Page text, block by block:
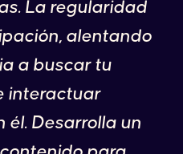
La regularidad
alentando
a buscar tu
interactuar
Desarrolla un